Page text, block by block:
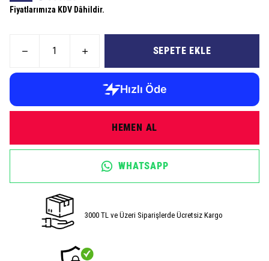
Fiyatlarımıza KDV Dâhildir.
SEPETE EKLE
HEMEN AL
WHATSAPP
3000 TL ve Üzeri Siparişlerde Ücretsiz Kargo